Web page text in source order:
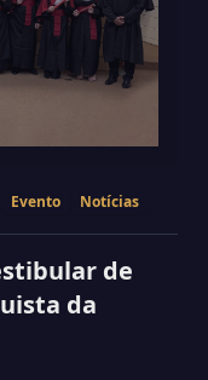
Evento Notícias
de
da